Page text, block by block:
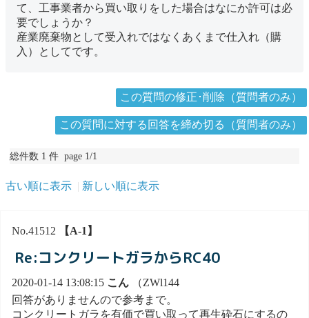
て、工事業者から買い取りをした場合はなにか許可は必
要でしょうか？
産業廃棄物として受入れではなくあくまで仕入れ（購
入）としてです。
この質問の修正･削除（質問者のみ）
この質問に対する回答を締め切る（質問者のみ）
総件数 1 件 page 1/1
古い順に表示 新しい順に表示
No.41512 【A-1】
Re:コンクリートガラからRC40
2020-01-14 13:08:15 こん （ZWl144
回答がありませんので参考まで。
コンクリートガラを有価で買い取って再生砕石にするの